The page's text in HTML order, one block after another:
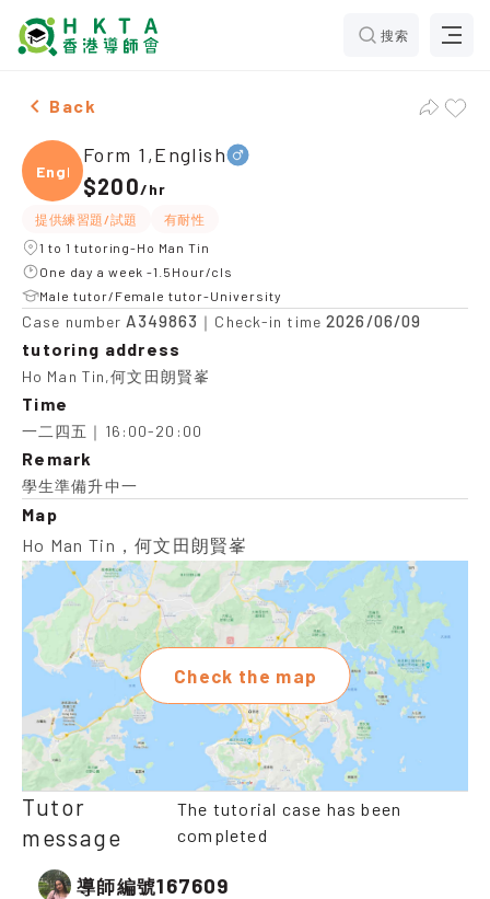
搜索
Male Form 1,English，Ho Man Tin Tuition
Back
Engli
Form 1,English
$200/hr
提供練習題/試題
有耐性
1 to 1 tutoring-Ho Man Tin
One day a week -1.5Hour/cls
Male tutor/Female tutor-University
Case number A349863 ｜Check-in time2026/06/09
tutoring address
Ho Man Tin,何文田朗賢峯
Time
一二四五｜16:00-20:00
Remark
學生準備升中一
Map
Ho Man Tin，何文田朗賢峯
Check the map
Tutor
message
The tutorial case has been
completed
導師編號167609